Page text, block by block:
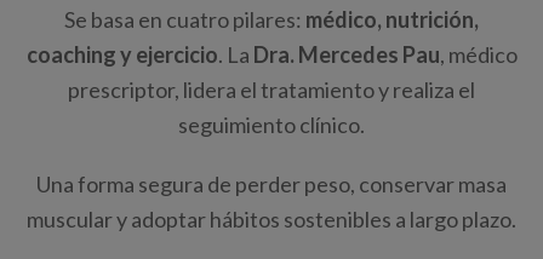
Se basa en cuatro pilares: médico, nutrición,
coaching y ejercicio. La Dra. Mercedes Pau, médico
prescriptor, lidera el tratamiento y realiza el
seguimiento clínico.
Una forma segura de perder peso, conservar masa
muscular y adoptar hábitos sostenibles a largo plazo.